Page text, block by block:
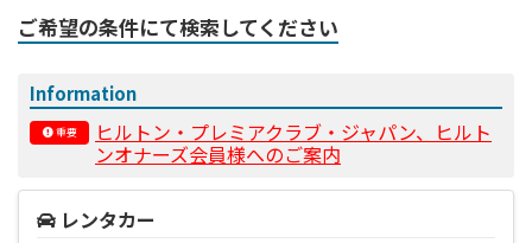
ご希望の条件にて検索してください
Information
重要 ヒルトン・プレミアクラブ・ジャパン、ヒルト
ンオナーズ会員様へのご案内
レンタカー